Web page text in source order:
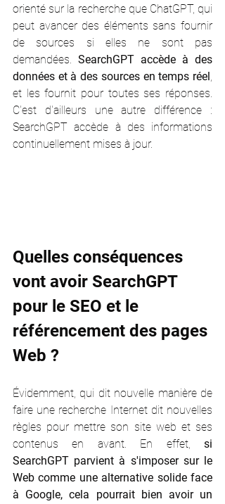
orienté sur la recherche que ChatGPT, qui
peut avancer des éléments sans fournir
de sources si elles ne sont pas
demandées. SearchGPT accède à des
données et à des sources en temps réel ,
et les fournit pour toutes ses réponses.
C'est d'ailleurs une autre différence :
SearchGPT accède à des informations
continuellement mises à jour.
Quelles conséquences
vont avoir SearchGPT
pour le SEO et le
référencement des pages
Web ?
Évidemment, qui dit nouvelle manière de
faire une recherche Internet dit nouvelles
règles pour mettre son site web et ses
contenus en avant. En effet, si
SearchGPT parvient à s'imposer sur le
Web comme une alternative solide face
à Google, cela pourrait bien avoir un